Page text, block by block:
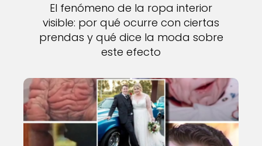
El fenómeno de la ropa interior
visible: por qué ocurre con ciertas
prendas y qué dice la moda sobre
este efecto